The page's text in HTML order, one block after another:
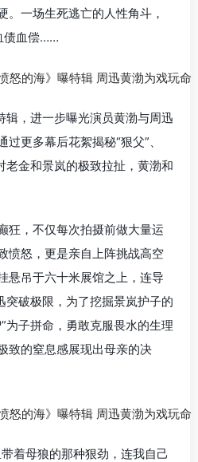
。一场生死逃亡的人性角斗，
债血偿……
辑，进一步曝光演员黄渤与周迅
更多幕后花絮揭秘“狠父”、
老金和景岚的极致拉扯，黄渤和
狂，不仅每次拍摄前做大量运
愤怒，更是亲自上阵挑战高空
悬吊于六十米展馆之上，连导
突破极限，为了挖掘景岚护子的
为子拼命，勇敢克服畏水的生理
致的窒息感展现出母亲的决
着母狼的那种狠劲，连我自己